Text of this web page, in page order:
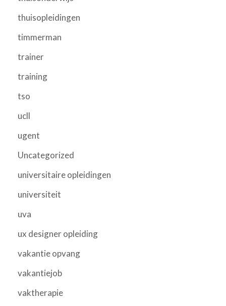
thuisopleidingen
timmerman
trainer
training
tso
ucll
ugent
Uncategorized
universitaire opleidingen
universiteit
uva
ux designer opleiding
vakantie opvang
vakantiejob
vaktherapie